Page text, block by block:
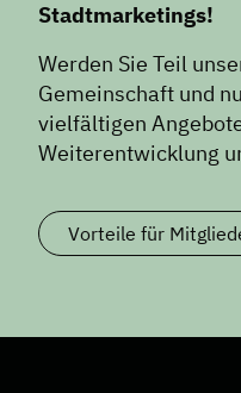
Stadtmarketings!
Werden Sie Teil
Gemeinschaft und
vielfältigen
Weiterentwicklung
Vorteile für